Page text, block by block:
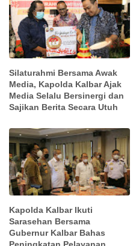
Silaturahmi Bersama Awak
Media, Kapolda Kalbar Ajak
Media Selalu Bersinergi dan
Sajikan Berita Secara Utuh
Kapolda Kalbar Ikuti
Sarasehan Bersama
Gubernur Kalbar Bahas
Peningkatan Pelayanan